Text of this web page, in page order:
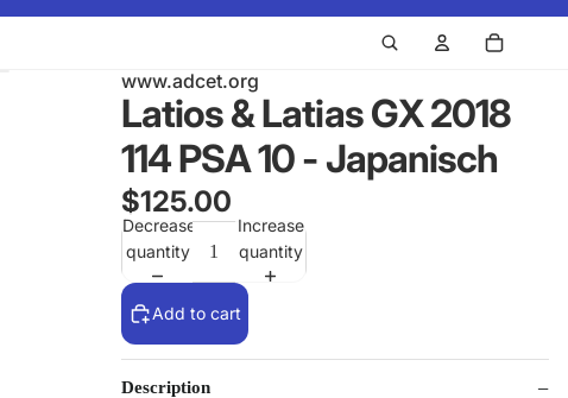
www.adcet.org
Latios & Latias GX 2018
114 PSA 10 - Japanisch
$125.00
Decrease
quantity
Increase
quantity
Add to cart
Description